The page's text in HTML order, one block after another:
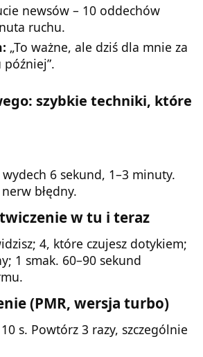
newsów – 10 oddechów
ruchu.
„To ważne, ale dziś dla mnie za
szybkie techniki, które
6 sekund, 1–3 minuty.
błędny.
w tu i teraz
4, które czujesz dotykiem;
1 smak. 60–90 sekund
(PMR, wersja turbo)
s. Powtórz 3 razy, szczególnie